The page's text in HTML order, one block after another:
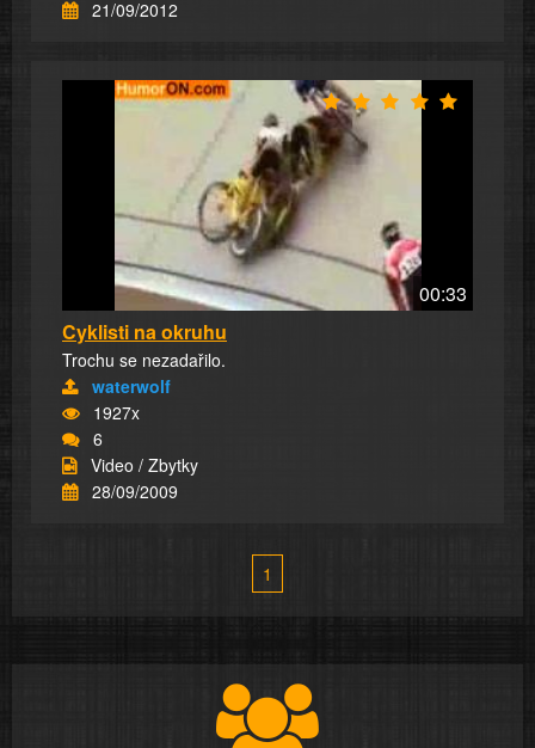
21/09/2012
00:33
Cyklisti na okruhu
Trochu se nezadařilo.
waterwolf
1927x
6
Video / Zbytky
28/09/2009
1